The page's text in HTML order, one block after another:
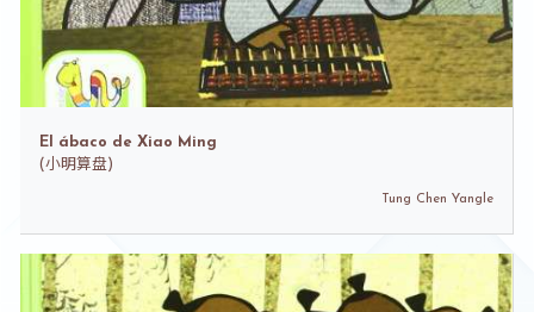
El ábaco de Xiao Ming
(小明算盘)
Tung Chen Yangle